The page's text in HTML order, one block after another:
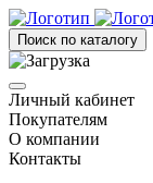
Поиск по каталогу
Личный кабинет
Покупателям
О компании
Контакты